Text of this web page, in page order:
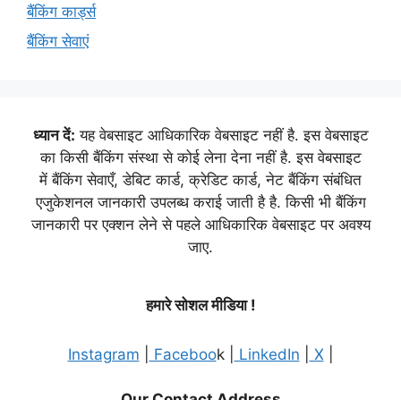
बैंकिंग कार्ड्स
बैंकिंग सेवाएं
ध्यान दें: यह वेबसाइट आधिकारिक वेबसाइट नहीं है. इस वेबसाइट
का किसी बैंकिंग संस्था से कोई लेना देना नहीं है. इस वेबसाइट
में बैंकिंग सेवाएँ, डेबिट कार्ड, क्रेडिट कार्ड, नेट बैंकिंग संबंधित
एजुकेशनल जानकारी उपलब्ध कराई जाती है है. किसी भी बैंकिंग
जानकारी पर एक्शन लेने से पहले आधिकारिक वेबसाइट पर अवश्य
जाए.
हमारे सोशल मीडिया !
Instagram Facebook | LinkedIn X|